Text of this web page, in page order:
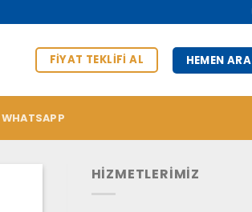
FIYAT TEKLIFI AL HEMEN ARA
WHATSAPP
HİZMETLERİMİZ